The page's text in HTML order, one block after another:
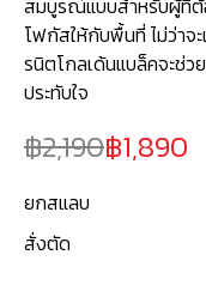
สมบูรณ์แบบสำหรับผู้ที่ต้
โฟกัสให้กับพื้นที่ ไม่ว่าจ
รนิตโกลเด้นแบล็คจะช่ว
ประทับใจ
2,190 1,890
ยกสแลบ
สั่งตัด